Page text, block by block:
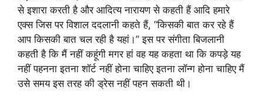
से इशारा करती है और आदित्य नारायण से कहती हैं आदि हमारे
एक्स जिस पर विशाल ददलानी कहते हैं, “किसकी बात कर रहे हैं
आप किसकी बात चल रही है यहां।” इस पर संगीता बिजलानी
कहती है कि मैं नहीं कहूंगी मगर हां वह यह कहता था कि कपड़े यह
नहीं पहनना इतना शॉर्ट नहीं होना चाहिए इतना लॉन्ग होना चाहिए मैं
उसे समय इस तरह की ड्रेस नहीं पहन सकती थी।